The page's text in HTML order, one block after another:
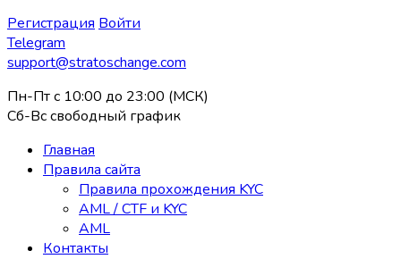
Регистрация Войти
Telegram
support@stratoschange.com
Пн-Пт с 10:00 до 23:00 (МСК)
Сб-Вс свободный график
Главная
Правила сайта
Правила прохождения KYC
AML / CTF и KYC
AML
Контакты